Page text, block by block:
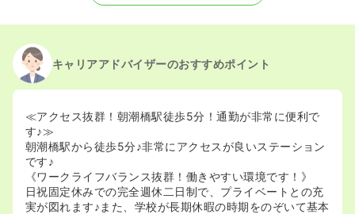
キャリアアドバイザーのおすすめポイント
≪アクセス抜群！朝潮橋駅徒歩5分！通勤が非常に便利で
す♪≫
朝潮橋駅から徒歩5分♪非常にアクセスが良いステーション
です♪
《ワークライフバランス抜群！働きやすい環境です！》
日祝固定休みでの完全週休二日制で、プライベートとの充
実が図れます♪また、学校が長期休暇の時期をのぞいて基本